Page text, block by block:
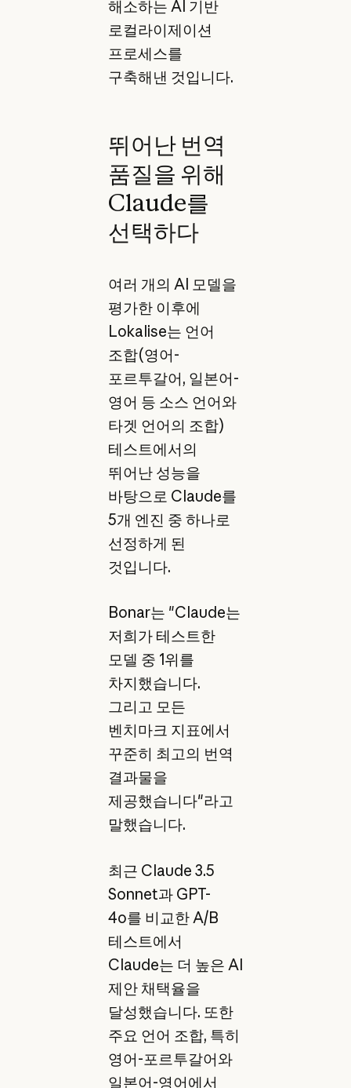
해소하는 AI 기반
로컬라이제이션
프로세스를
구축해낸 것입니다.
뛰어난 번역
품질을 위해
Claude를
선택하다
여러 개의 AI 모델을
평가한 이후에
Lokalise는 언어
조합(영어-
포르투갈어, 일본어-
영어 등 소스 언어와
타겟 언어의 조합)
테스트에서의
뛰어난 성능을
바탕으로 Claude를
5개 엔진 중 하나로
선정하게 된
것입니다.
Bonar는 "Claude는
저희가 테스트한
모델 중 1위를
차지했습니다.
그리고 모든
벤치마크 지표에서
꾸준히 최고의 번역
결과물을
제공했습니다"라고
말했습니다.
최근 Claude 3.5
Sonnet과 GPT-
4o를 비교한 A/B
테스트에서
Claude는 더 높은 AI
제안 채택율을
달성했습니다. 또한
주요 언어 조합, 특히
영어-포르투갈어와
일본어-영어에서